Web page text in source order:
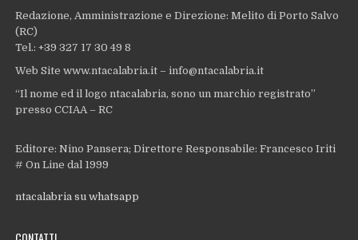
Redazione, Amministrazione e Direzione: Melito di Porto Salvo
(RC)
Tel.: +39 327 17 30 49 8
Web Site www.ntacalabria.it – info@ntacalabria.it
“Il nome ed il logo ntacalabria, sono un marchio registrato”
presso CCIAA – RC
Editore: Nino Pansera; Direttore Responsabile: Francesco Iriti
# On Line dal 1999
ntacalabria su whatsapp